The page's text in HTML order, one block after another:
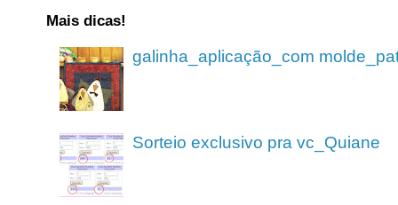
Mais dicas!
galinha_aplicação_com
Sorteio exclusivo pra vc_Quiane